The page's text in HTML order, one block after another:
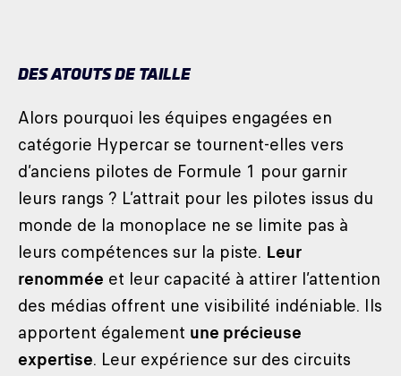
DES ATOUTS DE TAILLE
Alors pourquoi les équipes engagées en
catégorie Hypercar se tournent-elles vers
d’anciens pilotes de Formule 1 pour garnir
leurs rangs ? L’attrait pour les pilotes issus du
monde de la monoplace ne se limite pas à
leurs compétences sur la piste. Leur
renommée et leur capacité à attirer l’attention
des médias offrent une visibilité indéniable. Ils
apportent également une précieuse
expertise. Leur expérience sur des circuits